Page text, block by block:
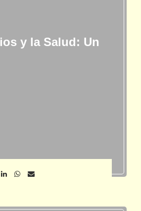
y la Salud: Un